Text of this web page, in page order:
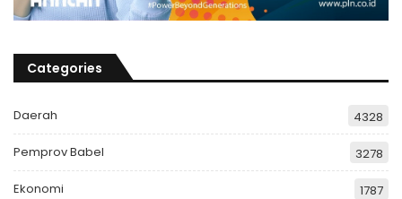
Categories
Daerah 4328
Pemprov Babel 3278
Ekonomi 1787